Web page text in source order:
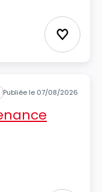
Ajouter
Publiée le 07/08/2026